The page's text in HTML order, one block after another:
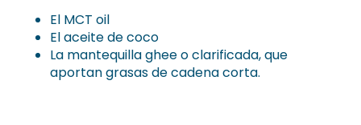
El MCT oil
El aceite de coco
La mantequilla ghee o clarificada, que
aportan grasas de cadena corta.